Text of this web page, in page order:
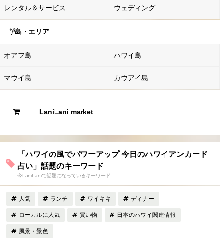
レンタル＆サービス ウェディング
島・エリア
オアフ島 ハワイ島
マウイ島 カウアイ島
LaniLani market
「ハワイの風でパワーアップ 今日のハワイアンカード
占い」話題のキーワード
今LaniLaniで話題になっているキーワード
人気 ランチ ワイキキ ディナー
ローカルに人気 買い物 日本のハワイ関連情報
風景・景色